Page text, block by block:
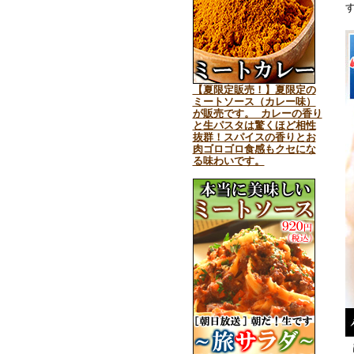
【夏限定販売！】夏限定の
ミートソース（カレー味）
が販売です。 カレーの香り
と生パスタは驚くほど相性
抜群！スパイスの香りとお
肉ゴロゴロ食感もクセにな
る味わいです。